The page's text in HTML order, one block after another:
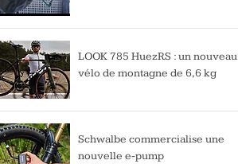
LOOK 785 HuezRS : un nouveau
vélo de montagne de 6,6 kg
Schwalbe commercialise une
nouvelle e-pump